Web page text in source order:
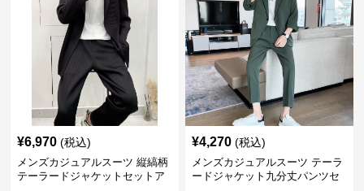
¥6,970 (税込)
メンズカジュアルスーツ 縦縞柄
テーラードジャケットセットア
¥4,270 (税込)
メンズカジュアルスーツ テーラ
ードジャケット九分丈パンツセ